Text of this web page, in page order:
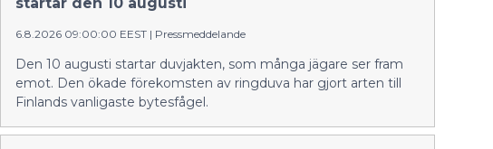
6.8.2026 09:00:00 EEST | Pressmeddelande
Den 10 augusti startar duvjakten, som många jägare ser fram
emot. Den ökade förekomsten av ringduva har gjort arten till
Finlands vanligaste bytesfågel.